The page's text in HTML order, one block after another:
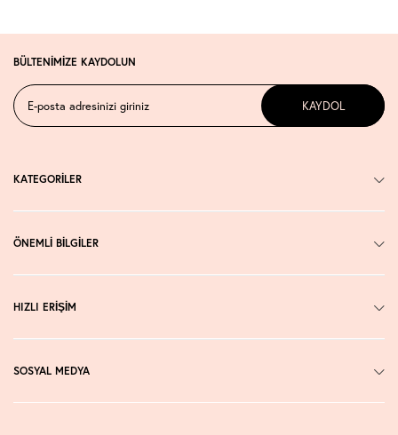
BÜLTENİMİZE KAYDOLUN
KAYDOL
KATEGORİLER
ÖNEMLİ BİLGİLER
HIZLI ERİŞİM
SOSYAL MEDYA